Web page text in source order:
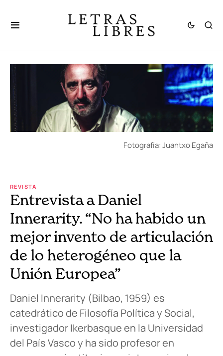
Fotografía: Juantxo Egaña
REVISTA
Entrevista a Daniel
Innerarity. “No ha habido un
mejor invento de articulación
de lo heterogéneo que la
Unión Europea”
Daniel Innerarity (Bilbao, 1959) es
catedrático de Filosofía Política y Social,
investigador Ikerbasque en la Universidad
del País Vasco y ha sido profesor en